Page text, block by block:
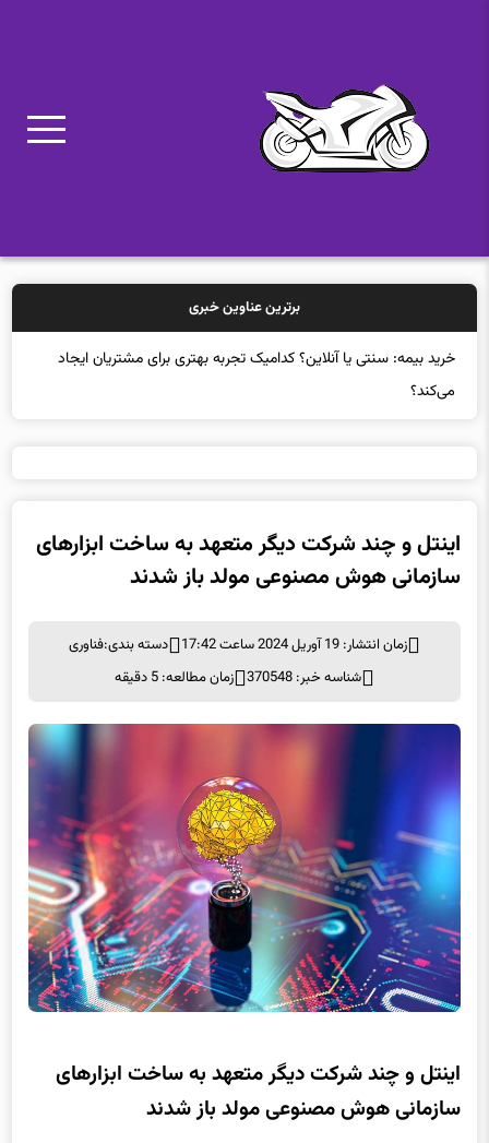
برترین عناوین خبری
زمان انتشار: 19 آوریل 2024 ساعت 17:42 دسته بندی:
اینتل و چند شرکت دیگر متعهد به ساخت ابزارهای
آیا هوش مصنوعی مولد طراحی شده برای سازمان‌ها (به عنوان مثال،